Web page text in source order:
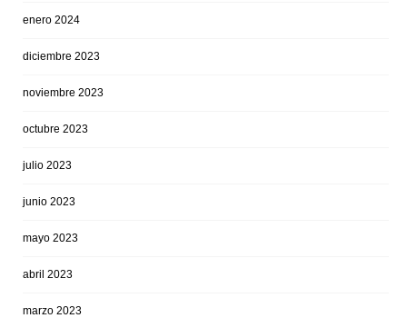
enero 2024
diciembre 2023
noviembre 2023
octubre 2023
julio 2023
junio 2023
mayo 2023
abril 2023
marzo 2023